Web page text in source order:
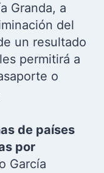
Granda, a
del
un resultado
permitirá a
o
de países
por
García